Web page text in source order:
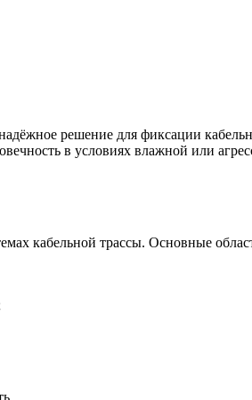
решение для фиксации
в условиях влажной или
кабельной трассы. Основные